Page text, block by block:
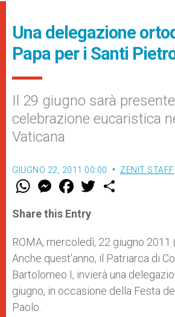
Una delegazione
Papa per i Santi
Il 29 giugno sarà
celebrazione eucaristica
Vaticana
GIUGNO 22, 2011 00:00 ZENIT STAFF
W
t
s
p
p
M
e
s
e
g
e
r
F
a
e
b
o
k
w
r
Share this Entry
ROMA, mercoledì, 22 giugno 2011
Anche quest’anno, il Patriarca di
Bartolomeo I, invierà una
giugno, in occasione della Festa
Paolo.